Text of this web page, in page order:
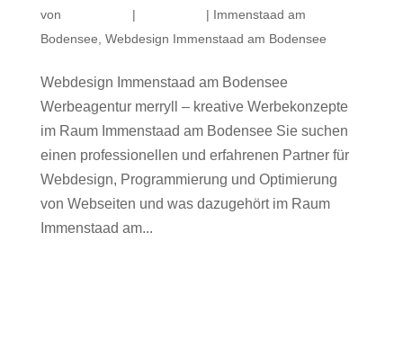
von | | Immenstaad am
Bodensee Webdesign Immenstaad am Bodensee
Webdesign Immenstaad am Bodensee
Werbeagentur merryll – kreative Werbekonzepte
im Raum Immenstaad am Bodensee Sie suchen
einen professionellen und erfahrenen Partner für
Webdesign, Programmierung und Optimierung
von Webseiten und was dazugehört im Raum
Immenstaad am...